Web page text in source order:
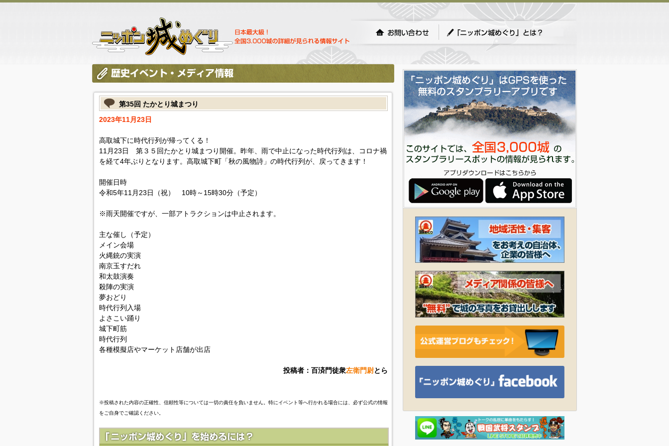
第35回 たかとり城まつり
2023年11月23日
高取城下に時代行列が帰ってくる！
11月23日 第３５回たかとり城まつり開催。昨年、雨で中止になった時代行列は、コロナ禍
を経て4年ぶりとなります。高取城下町「秋の風物詩」の時代行列が、戻ってきます！
開催日時
令和5年11月23日（祝） 10時～15時30分（予定）
※雨天開催ですが、一部アトラクションは中止されます。
主な催し（予定）
メイン会場
火縄銃の実演
南京玉すだれ
和太鼓演奏
殺陣の実演
夢おどり
時代行列入場
よさこい踊り
城下町筋
時代行列
各種模擬店やマーケット店舗が出店
投稿者：百済門徒衆左衛門尉とら
※投稿された内容の正確性、信頼性等については一切の責任を負いません。特にイベント等へ行かれる場合には、必ず公式の情報
をご自身でご確認ください。